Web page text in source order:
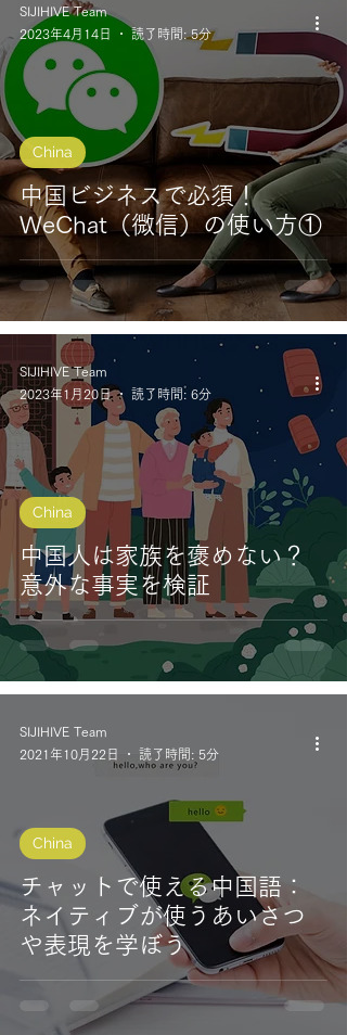
中国ビジネスで必須！
WeChat（微信）の使い方①
China
SIJIHIVE Team
2023年4月14日
読了時間: 5分
中国人は家族を褒めない？
意外な事実を検証
China
SIJIHIVE Team
2023年1月20日
読了時間: 6分
チャットで使える中国語：
ネイティブが使うあいさつ
や表現を学ぼう
China
SIJIHIVE Team
2021年10月22日
読了時間: 5分